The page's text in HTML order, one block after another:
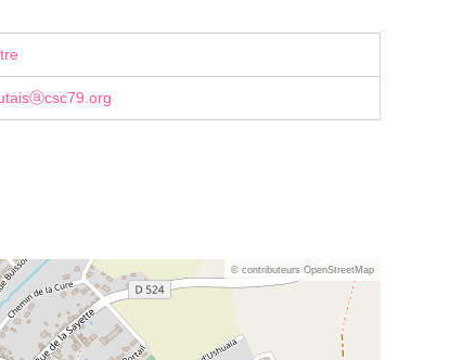
© contributeurs OpenStreetMap